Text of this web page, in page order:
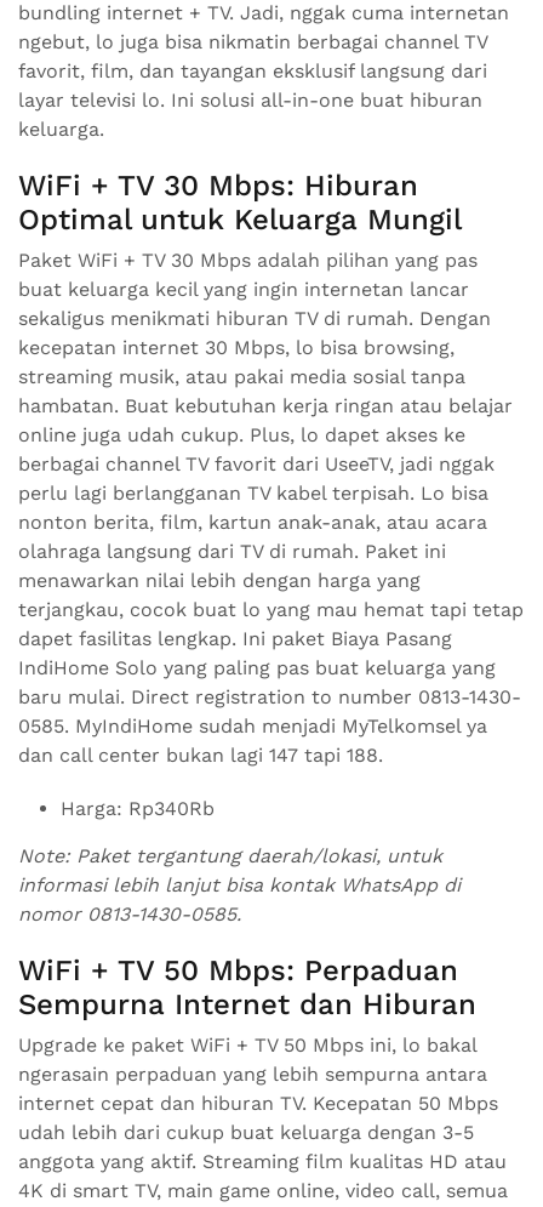
bundling internet + TV. Jadi, nggak cuma internetan
ngebut, lo juga bisa nikmatin berbagai channel TV
favorit, film, dan tayangan eksklusif langsung dari
layar televisi lo. Ini solusi all-in-one buat hiburan
keluarga.
WiFi + TV 30 Mbps: Hiburan
Optimal untuk Keluarga Mungil
Paket WiFi + TV 30 Mbps adalah pilihan yang pas
buat keluarga kecil yang ingin internetan lancar
sekaligus menikmati hiburan TV di rumah. Dengan
kecepatan internet 30 Mbps, lo bisa browsing,
streaming musik, atau pakai media sosial tanpa
hambatan. Buat kebutuhan kerja ringan atau belajar
online juga udah cukup. Plus, lo dapet akses ke
berbagai channel TV favorit dari UseeTV, jadi nggak
perlu lagi berlangganan TV kabel terpisah. Lo bisa
nonton berita, film, kartun anak-anak, atau acara
olahraga langsung dari TV di rumah. Paket ini
menawarkan nilai lebih dengan harga yang
terjangkau, cocok buat lo yang mau hemat tapi tetap
dapet fasilitas lengkap. Ini paket Biaya Pasang
IndiHome Solo yang paling pas buat keluarga yang
baru mulai. Direct registration to number 0813-1430-
0585. MyIndiHome sudah menjadi MyTelkomsel ya
dan call center bukan lagi 147 tapi 188.
Harga: Rp340Rb
Note: Paket tergantung daerah/lokasi, untuk
informasi lebih lanjut bisa kontak WhatsApp di
nomor 0813-1430-0585.
WiFi + TV 50 Mbps: Perpaduan
Sempurna Internet dan Hiburan
Upgrade ke paket WiFi + TV 50 Mbps ini, lo bakal
ngerasain perpaduan yang lebih sempurna antara
internet cepat dan hiburan TV. Kecepatan 50 Mbps
udah lebih dari cukup buat keluarga dengan 3-5
anggota yang aktif. Streaming film kualitas HD atau
4K di smart TV, main game online, video call, semua